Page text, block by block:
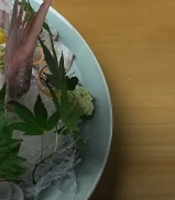
快に盛り付けたイ
な魚介を楽しむな
めます♪おいしい魚料
れの状況により内容